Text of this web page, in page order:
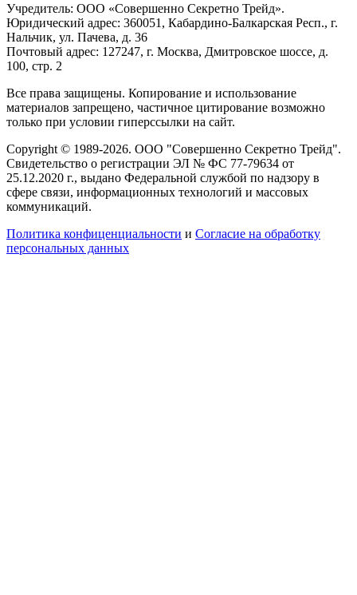
Учредитель: ООО «Совершенно Секретно Трейд».
Юридический адрес: 360051, Кабардино-Балкарская Респ., г.
Нальчик, ул. Пачева, д. 36
Почтовый адрес: 127247, г. Москва, Дмитровское шоссе, д.
100, стр. 2
Все права защищены. Копирование и использование
материалов запрещено, частичное цитирование возможно
только при условии гиперссылки на сайт.
Copyright © 1989-2026. ООО "Совершенно Секретно Трейд".
Свидетельство о регистрации ЭЛ № ФС 77-79634 от
25.12.2020 г., выдано Федеральной службой по надзору в
сфере связи, информационных технологий и массовых
коммуникаций.
Политика конфиценциальности и Согласие на обработку
персональных данных